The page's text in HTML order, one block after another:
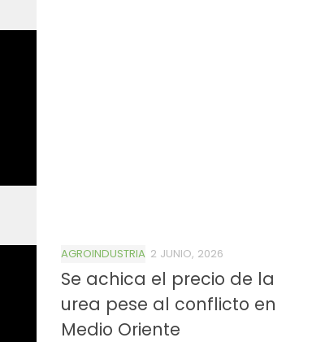
AGROINDUSTRIA 2 JUNIO, 2026
Se achica el precio de la
urea pese al conflicto en
Medio Oriente